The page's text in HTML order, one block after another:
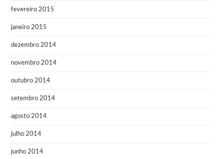
fevereiro 2015
janeiro 2015
dezembro 2014
novembro 2014
outubro 2014
setembro 2014
agosto 2014
julho 2014
junho 2014